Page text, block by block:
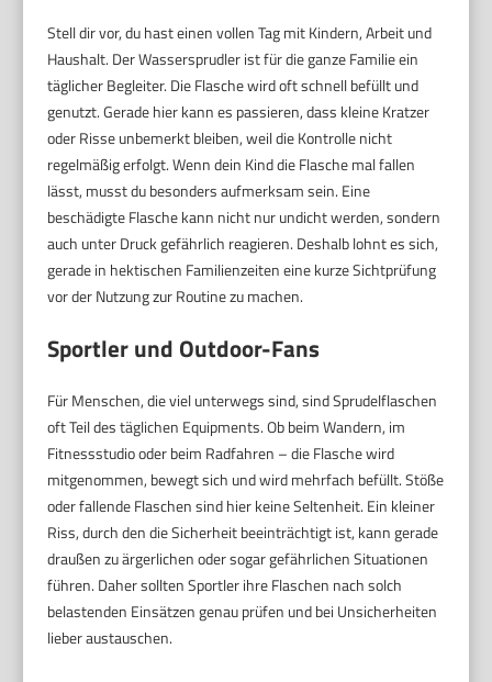
Stell dir vor, du hast einen vollen Tag mit Kindern, Arbeit und
Haushalt. Der Wassersprudler ist für die ganze Familie ein
täglicher Begleiter. Die Flasche wird oft schnell befüllt und
genutzt. Gerade hier kann es passieren, dass kleine Kratzer
oder Risse unbemerkt bleiben, weil die Kontrolle nicht
regelmäßig erfolgt. Wenn dein Kind die Flasche mal fallen
lässt, musst du besonders aufmerksam sein. Eine
beschädigte Flasche kann nicht nur undicht werden, sondern
auch unter Druck gefährlich reagieren. Deshalb lohnt es sich,
gerade in hektischen Familienzeiten eine kurze Sichtprüfung
vor der Nutzung zur Routine zu machen.
Sportler und Outdoor-Fans
Für Menschen, die viel unterwegs sind, sind Sprudelflaschen
oft Teil des täglichen Equipments. Ob beim Wandern, im
Fitnessstudio oder beim Radfahren – die Flasche wird
mitgenommen, bewegt sich und wird mehrfach befüllt. Stöße
oder fallende Flaschen sind hier keine Seltenheit. Ein kleiner
Riss, durch den die Sicherheit beeinträchtigt ist, kann gerade
draußen zu ärgerlichen oder sogar gefährlichen Situationen
führen. Daher sollten Sportler ihre Flaschen nach solch
belastenden Einsätzen genau prüfen und bei Unsicherheiten
lieber austauschen.